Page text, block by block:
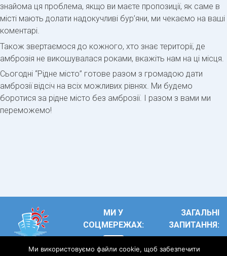
знайома ця проблема, якщо ви маєте пропозиції, як саме в
місті мають долати надокучливі бур’яни, ми чекаємо на ваші
коментарі.
Також звертаємося до кожного, хто знає території, де
амброзія не викошувалася роками, вкажіть нам на ці місця.
Сьогодні “Рідне місто” готове разом з громадою дати
амброзії відсіч на всіх можливих рівнях. Ми будемо
боротися за рідне місто без амброзії. І разом з вами ми
переможемо!
МИ У
СОЦМЕРЕЖАХ:
ЗАГАЛЬНІ
ЗАПИТАННЯ:
Ми використовуємо файли cookie, щоб забезпечити